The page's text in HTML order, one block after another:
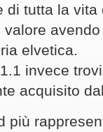
di tutta la
elvetica.
invece
acquisito
più